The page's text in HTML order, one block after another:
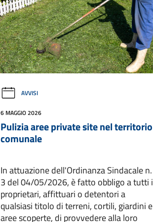
AVVISI
6 MAGGIO 2026
Pulizia aree private site nel territorio
comunale
In attuazione dell'Ordinanza Sindacale n.
3 del 04/05/2026, è fatto obbligo a tutti i
proprietari, affittuari o detentori a
qualsiasi titolo di terreni, cortili, giardini e
aree scoperte, di provvedere alla loro